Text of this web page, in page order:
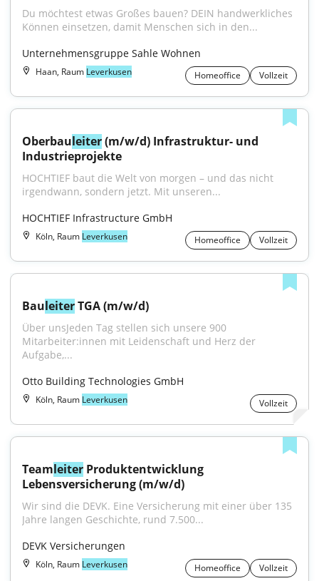
Du möchtest etwas Großes bauen? DEIN handwerkliches
Können einsetzen, damit Menschen sich in den...
Unternehmensgruppe Sahle Wohnen
Haan, Raum Leverkusen Homeoffice Vollzeit
Oberbauleiter (m/w/d) Infrastruktur- und
Industrieprojekte
HOCHTIEF baut die Welt von morgen – und das nicht
irgendwann, sondern jetzt. Mit unseren...
HOCHTIEF Infrastructure GmbH
Köln, Raum Leverkusen Homeoffice Vollzeit
Bauleiter TGA (m/w/d)
Über unsJeden Tag stellen sich unsere 900
Mitarbeiter:innen mit Leidenschaft und Herz der
Aufgabe,...
Otto Building Technologies GmbH
Köln, Raum Leverkusen Vollzeit
Teamleiter Produktentwicklung
Lebensversicherung (m/w/d)
Wir sind die DEVK. Eine Versicherung mit einer über 135
Jahre langen Geschichte, rund 7.500...
DEVK Versicherungen
Köln, Raum Leverkusen Homeoffice Vollzeit